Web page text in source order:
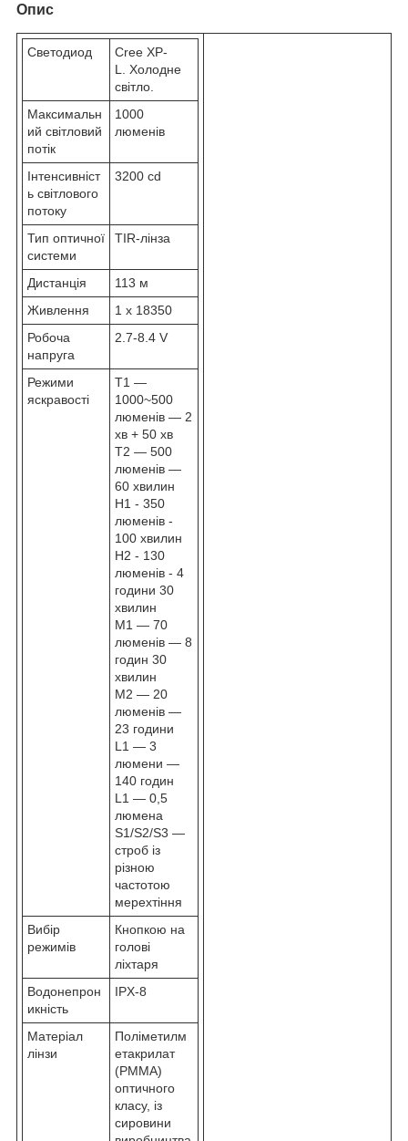
Опис
Светодиод
Cree XP-
L. Холодне
світло.
Максимальн
ий світловий
потік
1000
люменів
Інтенсивніст
ь світлового
потоку
3200 cd
Тип оптичної
системи
TIR-лінза
Дистанція
113 м
Живлення
1 x 18350
Робоча
напруга
2.7-8.4 V
Режими
яскравості
T1 —
1000~500
люменів — 2
хв + 50 хв
T2 — 500
люменів —
60 хвилин
H1 - 350
люменів -
100 хвилин
H2 - 130
люменів - 4
години 30
хвилин
M1 — 70
люменів — 8
годин 30
хвилин
M2 — 20
люменів —
23 години
L1 — 3
люмени —
140 годин
L1 — 0,5
люмена
S1/S2/S3 —
строб із
різною
частотою
мерехтіння
Вибір
режимів
Кнопкою на
голові
ліхтаря
Водонепрон
икність
IPX-8
Матеріал
лінзи
Поліметилм
етакрилат
(PMMA)
оптичного
класу, із
сировини